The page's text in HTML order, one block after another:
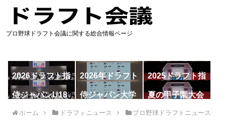
プロ野球ドラフト会議に関する総合情報ページ
2026ドラフト指
名予想
2026年ドラフト
候補
2025ドラフト指
名一覧
侍ジャパンU18
代表
侍ジャパン大学
夏の甲子園大会
ホーム ドラフトニュース
プロ野球ドラフトニュース